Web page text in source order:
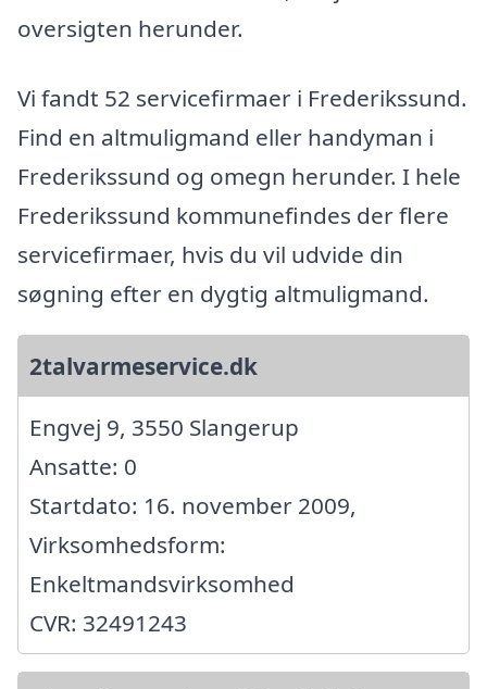
oversigten herunder.
Vi fandt 52 servicefirmaer i Frederikssund.
Find en altmuligmand eller handyman i
Frederikssund og omegn herunder. I hele
Frederikssund kommunefindes der flere
servicefirmaer, hvis du vil udvide din
søgning efter en dygtig altmuligmand.
2talvarmeservice.dk
Engvej 9, 3550 Slangerup
Ansatte: 0
Startdato: 16. november 2009,
Virksomhedsform:
Enkeltmandsvirksomhed
CVR: 32491243